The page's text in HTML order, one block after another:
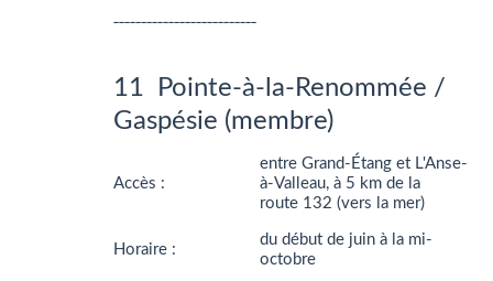
11 Pointe-à-la-Renommée /
Gaspésie (membre)
Accès :
entre Grand-Étang et L'Anse-
à-Valleau, à 5 km de la
route 132 (vers la mer)
Horaire :
du début de juin à la mi-
octobre